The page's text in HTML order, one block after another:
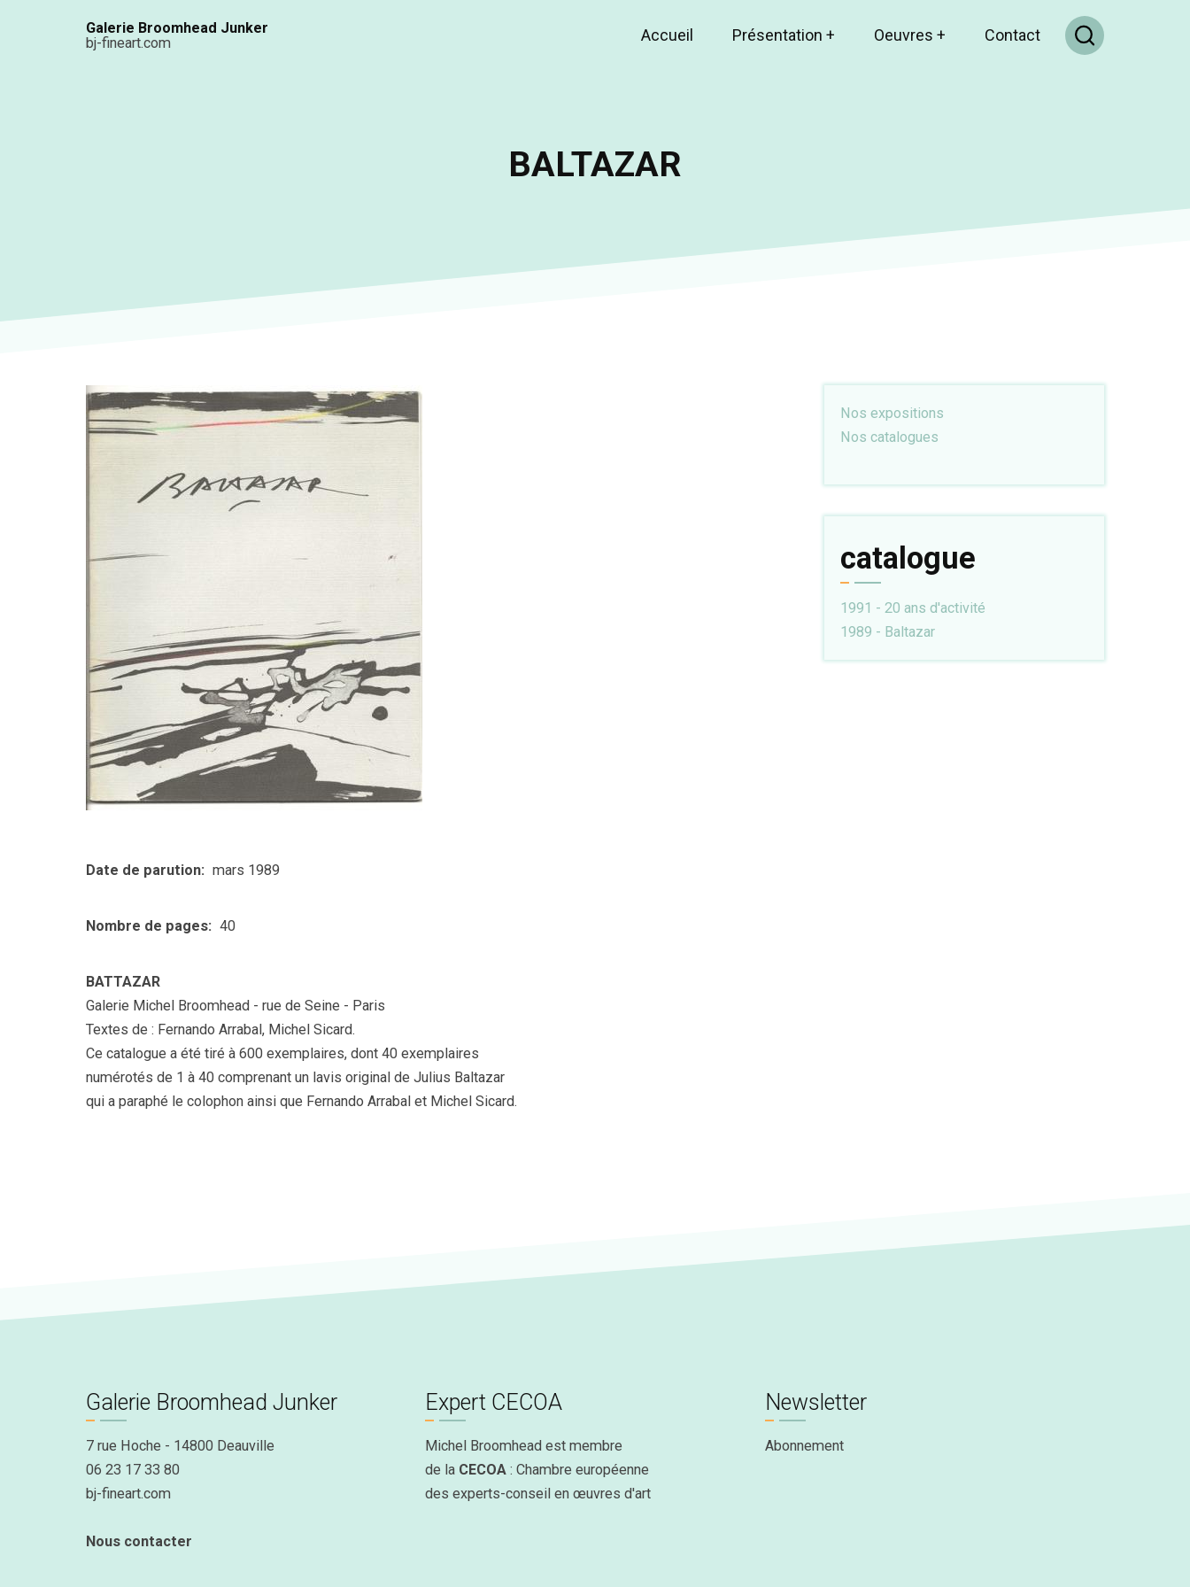
Galerie Broomhead Junker
bj-fineart.com
Main
Accueil Présentation + Oeuvres + Contact
BALTAZAR
Date de parution mars 1989
Nombre de pages 40
BATTAZAR
Galerie Michel Broomhead - rue de Seine - Paris
Textes de : Fernando Arrabal, Michel Sicard.
Ce catalogue a été tiré à 600 exemplaires, dont 40 exemplaires
numérotés de 1 à 40 comprenant un lavis original de Julius Baltazar
qui a paraphé le colophon ainsi que Fernando Arrabal et Michel Sicard.
Nos expositions
Nos catalogues
catalogue
1991 - 20 ans d'activité
1989 - Baltazar
Galerie Broomhead Junker
7 rue Hoche - 14800 Deauville
06 23 17 33 80
bj-fineart.com
Nous contacter
Expert CECOA
Michel Broomhead est membre
de la CECOA : Chambre européenne
des experts-conseil en œuvres d'art
Newsletter
Abonnement